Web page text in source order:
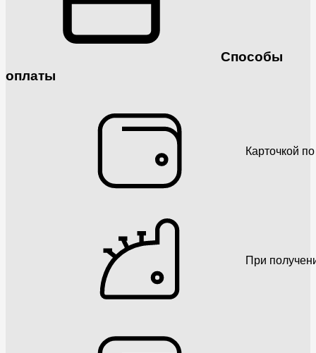
Способы
оплаты
Карточкой
При